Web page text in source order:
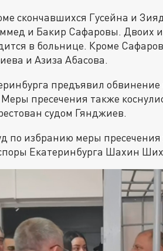
скончавшихся Гусейна и
и Бакир Сафаровы. Двоих
в больнице. Кроме
и Азиза Абасова.
предъявил обвинение
пресечения также
судом Гянджиев.
по избранию меры
Екатеринбурга Шахин